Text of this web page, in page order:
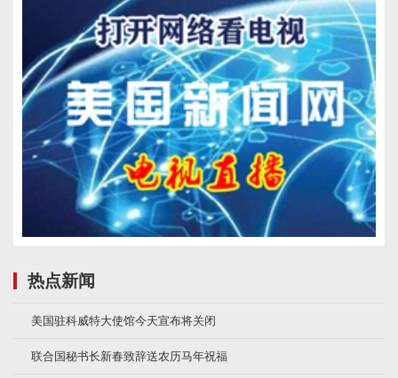
热点新闻
美国驻科威特大使馆今天宣布将关闭
联合国秘书长新春致辞送农历马年祝福